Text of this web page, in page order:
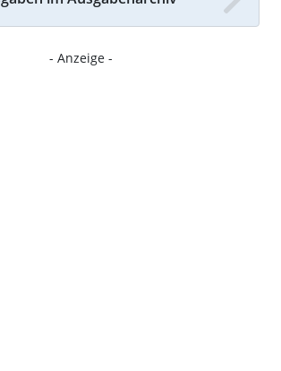
- Anzeige -